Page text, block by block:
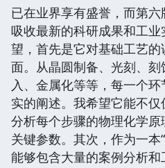
已在业界享有盛誉，而第
吸收最新的科研成果和工
望，首先是它对基础工艺
面。从晶圆制备、光刻、
入、金属化等等，每一个
实的阐述。我希望它能不
分析每个步骤的物理化学
关键参数。其次，作为一本
能够包含大量的案例分析